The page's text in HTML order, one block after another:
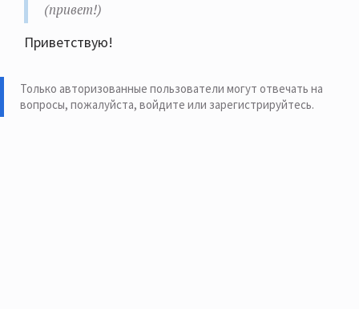
(привет!)
Приветствую!
Только авторизованные пользователи могут отвечать на
вопросы, пожалуйста, войдите или зарегистрируйтесь.